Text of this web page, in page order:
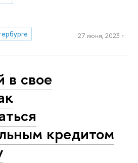
27 июня, 2023 г.
в свое
кредитом